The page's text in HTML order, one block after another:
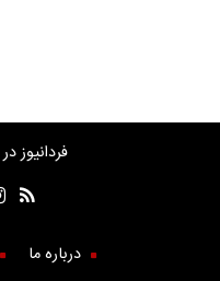
فردانیوز
درباره ما